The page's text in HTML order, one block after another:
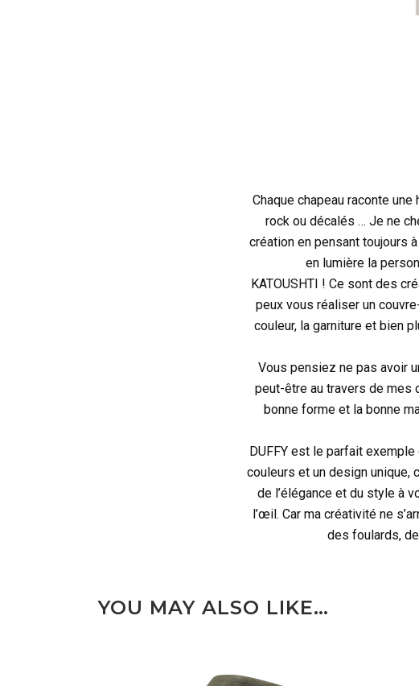
Chaque chapeau raconte
rock ou décalés … Je ne
création en pensant toujours
en lumière la
KATOUSHTI ! Ce sont des
peux vous réaliser un
couleur, la garniture et bien
Vous pensiez ne pas avoir
peut-être au travers de mes
bonne forme et la bonne
DUFFY est le parfait
couleurs et un design unique,
de l’élégance et du style à
l’œil. Car ma créativité ne
des foulards,
YOU MAY ALSO LIKE…